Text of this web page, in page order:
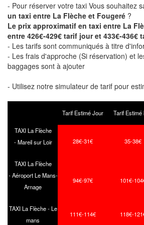
- Pour réserver votre taxi Vous souhaitez
un taxi entre La Flèche et Fougeré ?
Le prix approximatif en taxi entre La
entre 426€-429€ tarif jour et 433€-436€
- Les tarifs sont communiqués à titre
- Les frais d'approche (Si réservation) et
baggages sont à ajouter
- Utilisez notre simulateur de tarif pour
Tarif Estimé Jour Tarif Estimé
TAXI La Flèche
- Mareil sur Loir
28€-31€ 35-38€
TAXI La Flèche
- Aéroport Le Mans-
Arnage
94€-97€ 101€-
TAXI La Flèche - Le
mans
111€-114€ 118€-